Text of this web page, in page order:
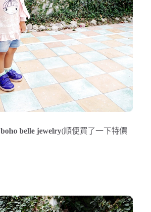
boho belle jewelry(順便買了一下特價